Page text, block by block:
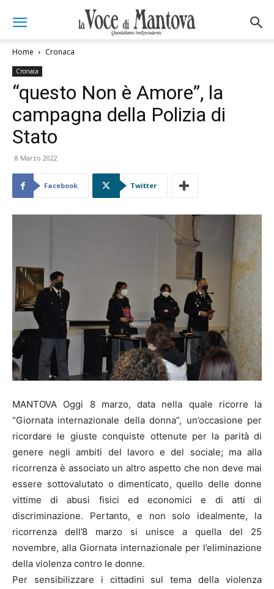
Home Cronaca
Cronaca
“questo Non è Amore”, la
campagna della Polizia di
Stato
8 Marzo 2022
Facebook Twitter
MANTOVA Oggi 8 marzo, data nella quale ricorre la
“Giornata internazionale della donna”, un’occasione per
ricordare le giuste conquiste ottenute per la parità di
genere negli ambiti del lavoro e del sociale; ma alla
ricorrenza è associato un altro aspetto che non deve mai
essere sottovalutato o dimenticato, quello delle donne
vittime di abusi fisici ed economici e di atti di
discriminazione. Pertanto, e non solo idealmente, la
ricorrenza dell’8 marzo si unisce a quella del 25
novembre, alla Giornata internazionale per l’eliminazione
della violenza contro le donne.
Per sensibilizzare i cittadini sul tema della violenza